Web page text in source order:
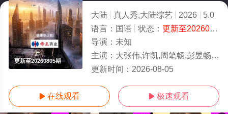
更新至20260805期
大陆 真人秀,大陆综艺 2026
5.0
语言： 国语 状态： 更新至20260805期
导演： 未知
主演： 大张伟,许凯,周笔畅,彭昱畅,张真源,陈哲远
更新时间： 2026-08-05
 在线观看  极速观看